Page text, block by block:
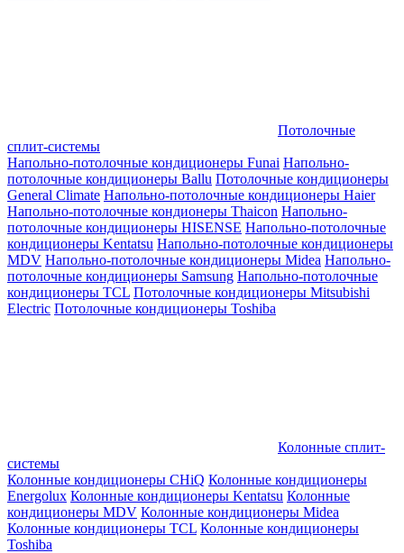
Потолочные
сплит-системы
Напольно-потолочные кондиционеры Funai Напольно-
потолочные кондиционеры Ballu Потолочные кондиционеры
General Climate Напольно-потолочные кондиционеры Haier
Напольно-потолочные кондионеры Thaicon Напольно-
потолочные кондиционеры HISENSE Напольно-потолочные
кондиционеры Kentatsu Напольно-потолочные кондиционеры
MDV Напольно-потолочные кондиционеры Midea Напольно-
потолочные кондиционеры Samsung Напольно-потолочные
кондиционеры TCL Потолочные кондиционеры Mitsubishi
Electric Потолочные кондиционеры Toshiba
Колонные сплит-
системы
Колонные кондиционеры CHiQ Колонные кондиционеры
Energolux Колонные кондиционеры Kentatsu Колонные
кондиционеры MDV Колонные кондиционеры Midea
Колонные кондиционеры TCL Колонные кондиционеры
Toshiba